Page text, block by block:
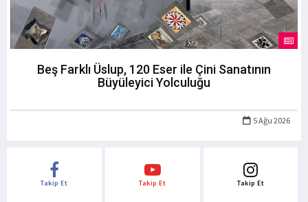
Beş Farklı Üslup, 120 Eser ile Çini Sanatının
Büyüleyici Yolculuğu
5 Ağu 2026
Takip Et Takip Et Takip Et